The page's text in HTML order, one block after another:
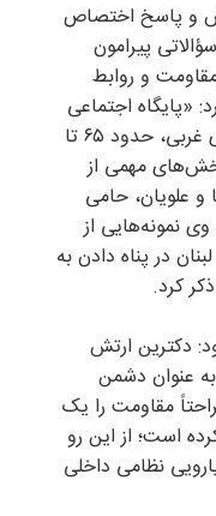
و پاسخ اختصاص
پیرامون
و روابط
«پایگاه اجتماعی
فراگیر»؛ بر خلاف بازنمایی‌های رسانه‌ای غربی، حدود ۶۵ تا
بخش‌های مهمی از
علویان، حامی
نمونه‌هایی از
در پناه دادن به
کرد.
دکترین ارتش
عنوان دشمن
مقاومت را یک
است؛ از این رو
نظامی داخلی